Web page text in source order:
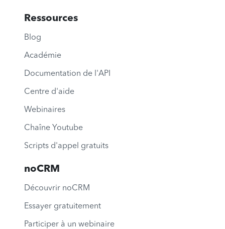
Ressources
Blog
Académie
Documentation de l'API
Centre d'aide
Webinaires
Chaîne Youtube
Scripts d'appel gratuits
noCRM
Découvrir noCRM
Essayer gratuitement
Participer à un webinaire